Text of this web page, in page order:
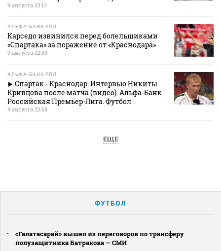
9 августа 23:13
АЛЬФА-БАНК РПЛ
Карседо извинился перед болельщиками
«Спартака» за поражение от «Краснодара»
9 августа 22:59
АЛЬФА-БАНК РПЛ
Спартак - Краснодар. Интервью Никиты
Кривцова после матча (видео). Альфа-Банк
Российская Премьер-Лига. Футбол
9 августа 22:58
ЕЩЕ
ФУТБОЛ
«Галатасарай» вышел из переговоров по трансферу
полузащитника Батракова — СМИ